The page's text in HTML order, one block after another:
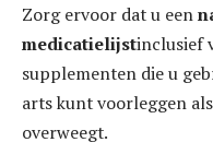
Zorg ervoor dat u een
medicatielijstinclusief
supplementen die u
arts kunt voorleggen
overweegt.